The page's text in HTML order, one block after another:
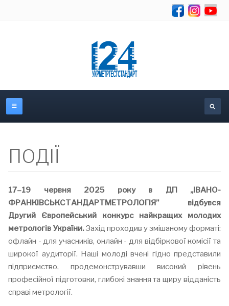
ПОДІЇ
17–19 червня 2025 року в ДП „ІВАНО-
ФРАНКІВСЬКСТАНДАРТМЕТРОЛОГІЯ” відбувся
Другий Європейський конкурс найкращих молодих
метрологів України.Захід проходив у змішаному форматі:
офлайн - для учасників, онлайн - для відбіркової комісії та
широкої аудиторії. Наші молоді вчені гідно представили
підприємство, продемонструвавши високий рівень
професійної підготовки, глибокі знання та щиру відданість
справі метрології.